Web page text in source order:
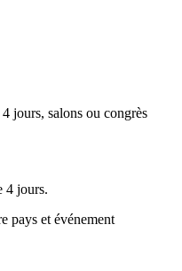
jours, salons ou congrès
4 jours.
pays et événement